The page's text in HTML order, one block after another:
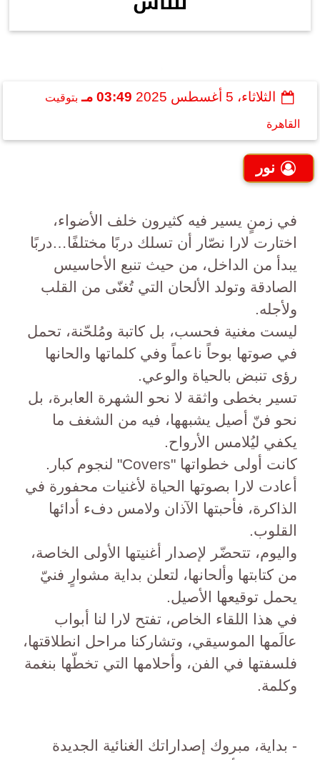
الثلاثاء، 5 أغسطس 2025 03:49 مـ بتوقيت
القاهرة
نور
في زمنٍ يسير فيه كثيرون خلف الأضواء،
اختارت لارا نصّار أن تسلك دربًا مختلفًا…دربًا
يبدأ من الداخل، من حيث تنبع الأحاسيس
الصادقة وتولد الألحان التي تُغنّى من القلب
ولأجله.
ليست مغنية فحسب، بل كاتبة ومُلحّنة، تحمل
في صوتها بوحاً ناعماً وفي كلماتها والحانها
رؤى تنبض بالحياة والوعي.
تسير بخطى واثقة لا نحو الشهرة العابرة، بل
نحو فنّ أصيل يشبهها، فيه من الشغف ما
يكفي ليُلامس الأرواح.
كانت أولى خطواتها "Covers" لنجوم كبار.
أعادت لارا بصوتها الحياة لأغنيات محفورة في
الذاكرة، فأحبتها الآذان ولامس دفء أدائها
القلوب.
واليوم، تتحضّر لإصدار أغنيتها الأولى الخاصة،
من كتابتها وألحانها، لتعلن بداية مشوارٍ فنيّ
يحمل توقيعها الأصيل.
في هذا اللقاء الخاص، تفتح لارا لنا أبواب
عالَمها الموسيقي، وتشاركنا مراحل انطلاقتها،
فلسفتها في الفن، وأحلامها التي تخطّها بنغمة
وكلمة.
- بداية، مبروك إصداراتك الغنائية الجديدة